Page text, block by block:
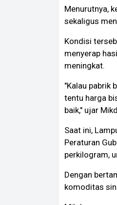
Menurutnya,
sekaligus
Kondisi
menyerap
meningkat.
"Kalau pabrik
tentu harga
baik," ujar
Saat ini,
Peraturan
perkilogram,
Dengan
komoditas